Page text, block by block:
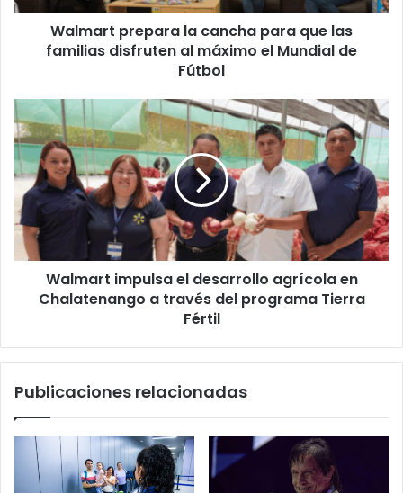
disfruten
máximo
de
Fútbol
Walmart prepara la cancha para que las
familias disfruten al máximo el Mundial de
Fútbol
Walmart
impulsa
el
desarrollo
agrícola
en
Chalatenango
través
programa
Walmart impulsa el desarrollo agrícola en
Chalatenango a través del programa Tierra
Fértil
Publicaciones relacionadas